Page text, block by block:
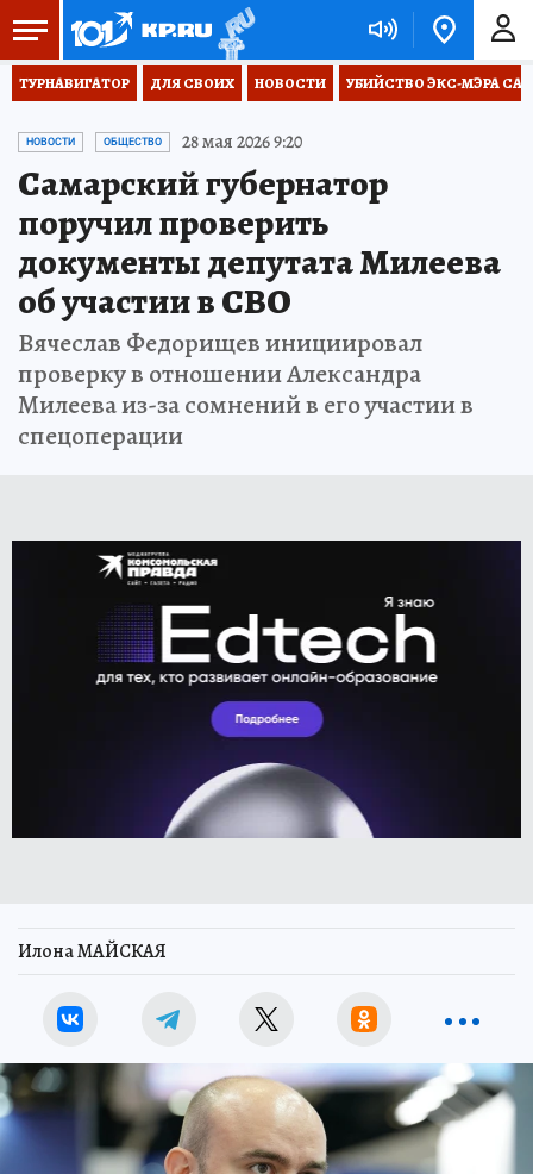
ТУРНАВИГАТОР ДЛЯ СВОИХ НОВОСТИ УБИЙСТВО ЭКС-МЭРА
НОВОСТИ ОБЩЕСТВО 28 мая 2026 9:20
Самарский губернатор
поручил проверить
документы депутата Милеева
об участии в СВО
Вячеслав Федорищев инициировал
проверку в отношении Александра
Милеева из-за сомнений в его участии в
спецоперации
Илона МАЙСКАЯ